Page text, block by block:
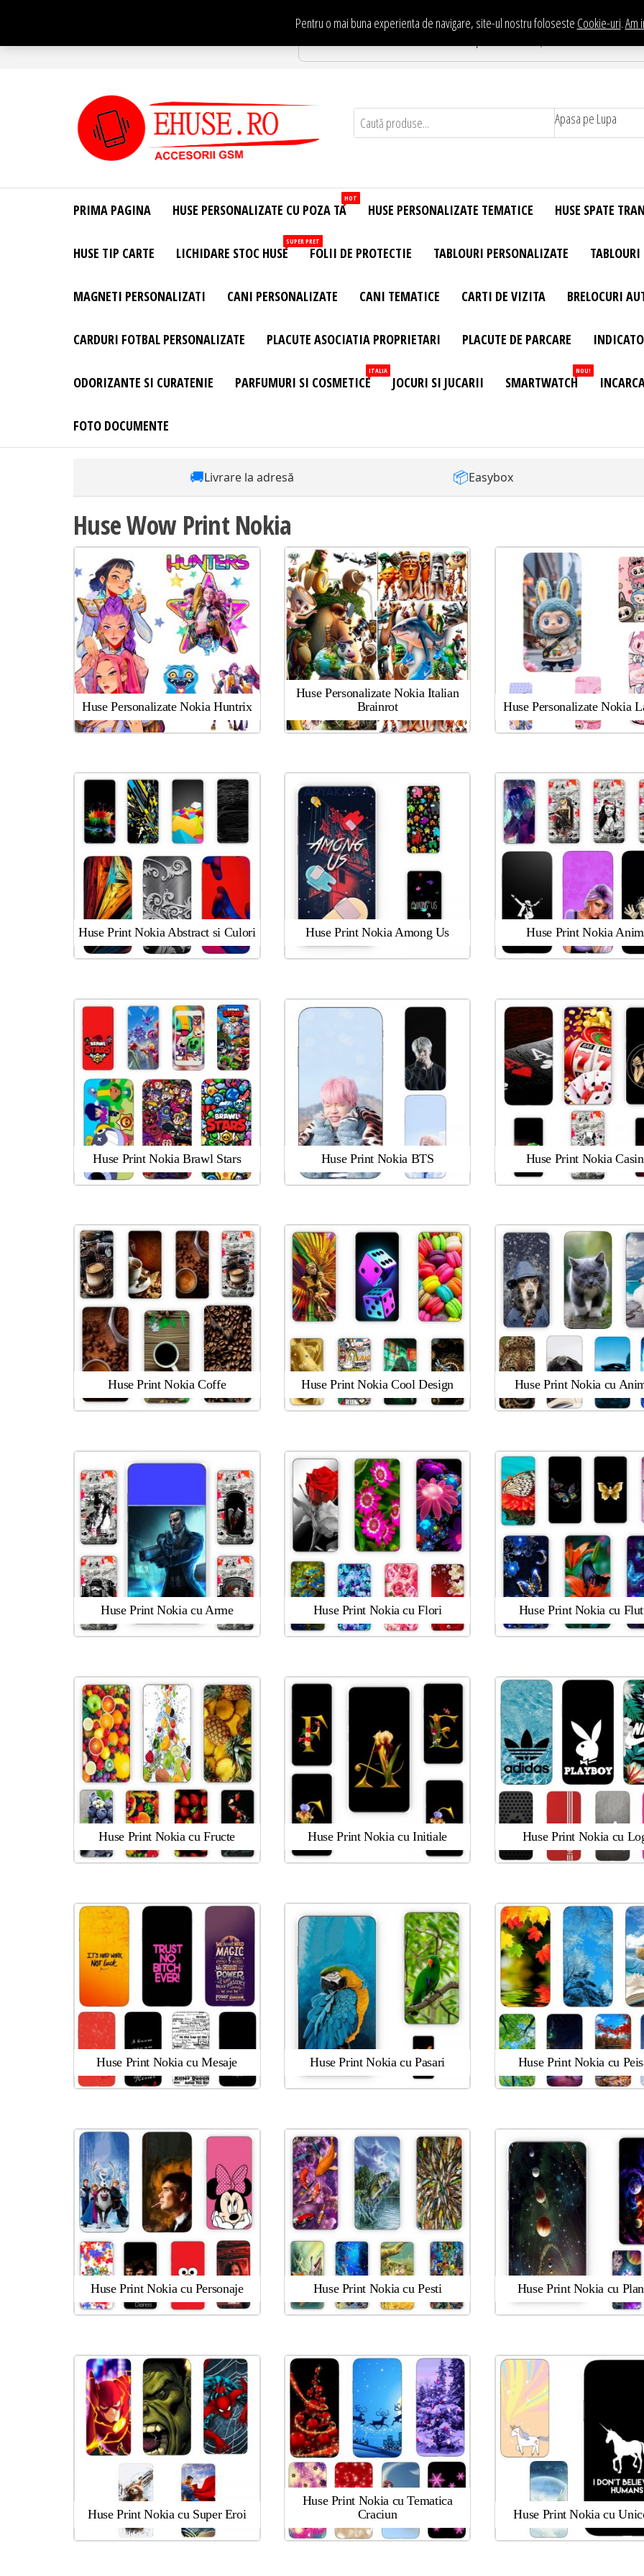
conținut
Pentru o mai buna experienta de navigare, site-ul nostru foloseste Cookie-uri.Am
Te asteptam in Showroom eHuse.ro
Site Oficial .
Huse
Personalizate
Huse
Personalizate
Telefon –
– Accesorii
Apasa pe Lupa
PRIMA PAGINA HUSE PERSONALIZATE CU POZA TA
HOT
HUSE PERSONALIZATE TEMATICE HUSE SPATE
HUSE TIP CARTE LICHIDARE STOC HUSE
SUPER PRET
FOLII DE PROTECTIE TABLOURI PERSONALIZATE TABLOURI
MAGNETI PERSONALIZATI CANI PERSONALIZATE CANI TEMATICE CARTI DE VIZITA BRELOCURI
CARDURI FOTBAL PERSONALIZATE PLACUTE ASOCIATIA PROPRIETARI PLACUTE DE PARCARE
ODORIZANTE SI CURATENIE PARFUMURI SI COSMETICE
ITALIA
JOCURI SI JUCARII SMARTWATCH
NOU!
FOTO DOCUMENTE
🚚Livrare la adresă 📦Easybox
Huse Wow Print Nokia
Huse Personalizate Nokia Huntrix
Huse Personalizate Nokia Italian
Brainrot
Huse Personalizate Nokia
Huse Print Nokia Abstract si Culori Huse Print Nokia Among Us Huse Print Nokia
Huse Print Nokia Brawl Stars Huse Print Nokia BTS Huse Print Nokia
Huse Print Nokia Coffe Huse Print Nokia Cool Design Huse Print Nokia cu
Huse Print Nokia cu Arme Huse Print Nokia cu Flori Huse Print Nokia cu
Huse Print Nokia cu Fructe Huse Print Nokia cu Initiale Huse Print Nokia cu
Huse Print Nokia cu Mesaje Huse Print Nokia cu Pasari Huse Print Nokia cu
Huse Print Nokia cu Personaje Huse Print Nokia cu Pesti Huse Print Nokia cu
Huse Print Nokia cu Super Eroi
Huse Print Nokia cu Tematica
Craciun
Huse Print Nokia cu